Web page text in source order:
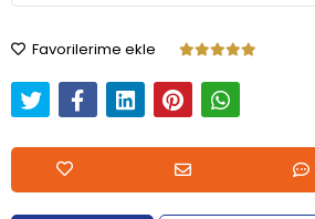
Favorilerime ekle